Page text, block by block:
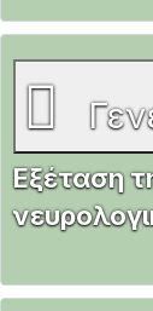
Εξέταση